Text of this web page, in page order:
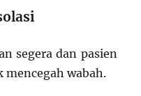
segera dan pasien
wabah.